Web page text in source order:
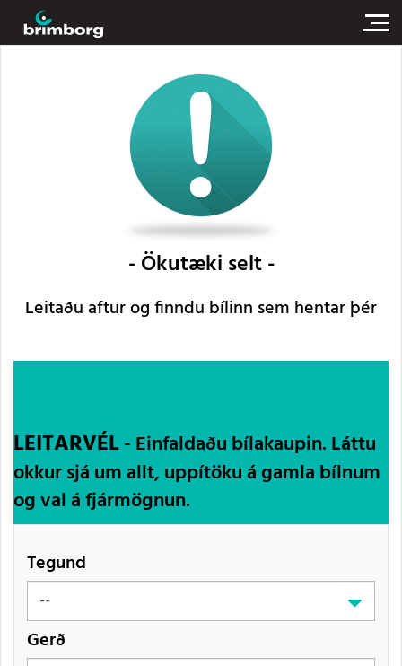
Ökutæki selt
Leitaðu aftur og finndu bílinn sem hentar þér
LEITARVÉL- Einfaldaðu bílakaupin. Láttu
okkur sjá um allt, uppítöku á gamla bílnum
og val á fjármögnun.
Tegund
Gerð